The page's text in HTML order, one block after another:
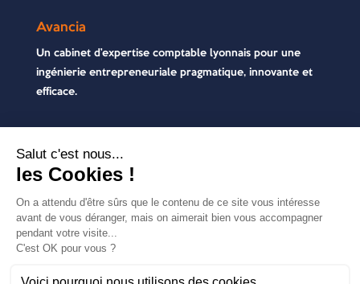
Avancia
Un cabinet d’expertise comptable lyonnais pour une
ingénierie entrepreneuriale pragmatique, innovante et
efficace.
04 72 71 54 72
30, rue Pré Gaudry, 69007 Lyon
contact@avancia.fr